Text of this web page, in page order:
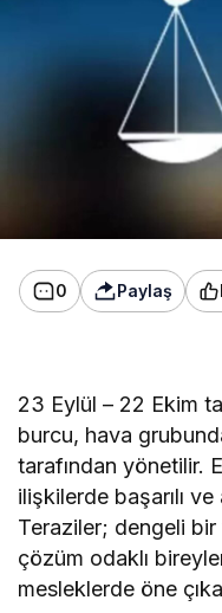
0 Paylaş
23 Eylül – 22 Ekim
burcu, hava
tarafından yönetilir.
ilişkilerde başarılı
Teraziler; dengeli bir
çözüm odaklı
mesleklerde öne